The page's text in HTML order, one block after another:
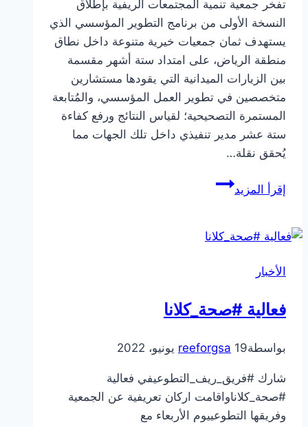
تفخر جمعية تنمية المجتمعات الريفية بإطلاق
النسخة الأولى من برنامج التطوير المؤسسي الذي
يستهدف ثمان جمعيات خيرية متنوعة داخل نطاق
منطقة الرياض، على امتداد ستة أشهر مقسمة
بين الزيارات الميدانية التي يقودها مستشارين
متخصصين في تطوير العمل المؤسسي، والمُتابعة
المستمرة التصحيحية؛ لقياس النتائج ورفع كفاءة
ستة عشر مدير تنفيذي داخل تلك الجهات مما
يُحقق نقلة…
إقرأ المزيدالتطوير
الأخبار
فعالية #صحة_كلانا
بواسطة reeforgsa 19 يونيو، 2022
شارك #فريق_ريف_التطوعيفي فعالية
#صحة_كلاناواقامت اركان تعريفية عن الجمعية
وفريقها التطوعييوم الأربعاء مع